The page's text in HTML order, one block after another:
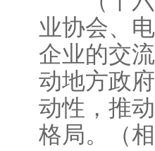
业协会、
企业的交
动地方政
动性，推
格局。（